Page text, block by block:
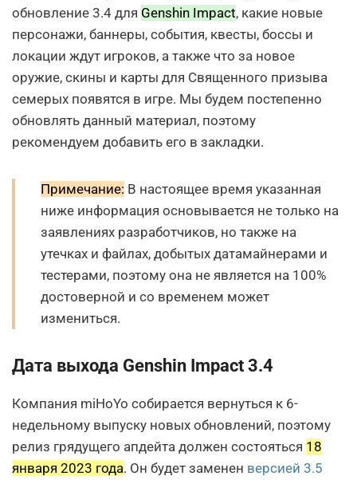
обновление 3.4 для Genshin Impact, какие новые
персонажи, баннеры, события, квесты, боссы и
локации ждут игроков, а также что за новое
оружие, скины и карты для Священного призыва
семерых появятся в игре. Мы будем постепенно
обновлять данный материал, поэтому
рекомендуем добавить его в закладки.
Примечание: В настоящее время указанная
ниже информация основывается не только на
заявлениях разработчиков, но также на
утечках и файлах, добытых датамайнерами и
тестерами, поэтому она не является на 100%
достоверной и со временем может
измениться.
Дата выхода Genshin Impact 3.4
Компания miHoYo собирается вернуться к 6-
недельному выпуску новых обновлений, поэтому
релиз грядущего апдейта должен состояться 18
января 2023 года. Он будет заменен версией 3.5